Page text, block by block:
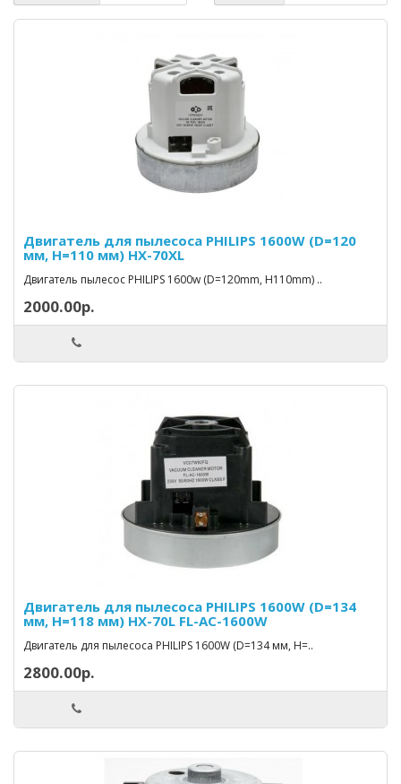
Двигатель для пылесоса PHILIPS 1600W (D=120
мм, H=110 мм) HX-70XL
Двигатель пылесос PHILIPS 1600w (D=120mm, H110mm) ..
2000.00р.
Двигатель для пылесоса PHILIPS 1600W (D=134
мм, H=118 мм) HX-70L FL-AC-1600W
Двигатель для пылесоса PHILIPS 1600W (D=134 мм, H=..
2800.00р.